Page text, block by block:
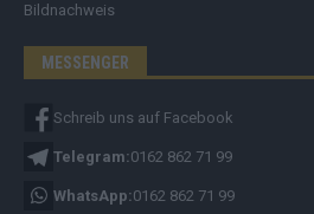
Bildnachweis
MESSENGER
Schreib uns auf Facebook
Telegram:0162 862 71 99
WhatsApp:0162 862 71 99